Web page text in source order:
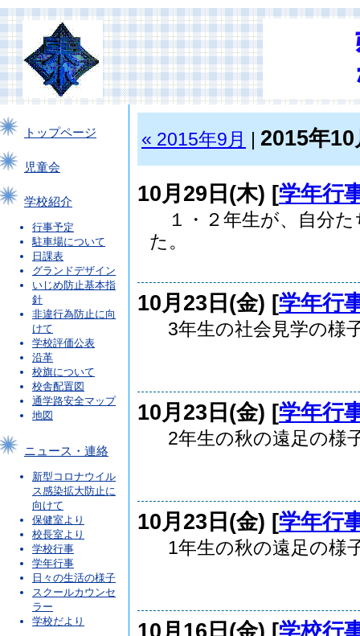
トップページ
児童会
学校紹介
行事予定
駐車場について
日課表
グランドデザイン
いじめ防止基本指
針
非違行為防止に向
けて
学校評価公表
沿革
校旗について
校舎配置図
通学路安全マップ
地図
ニュース・連絡
新型コロナウイル
ス感染拡大防止に
向けて
保健室より
校長室より
学校行事
学年行事
日々の生活の様子
スクールカウンセ
ラー
学校だより
« 2015年9月 2015年10
10月29日(木) [学年行
１・２年生が、自分
た。
10月23日(金) [学年行
3年生の社会見学の様
10月23日(金) [学年行
2年生の秋の遠足の様
10月23日(金) [学年行
1年生の秋の遠足の様
10月16日(金) [学校行